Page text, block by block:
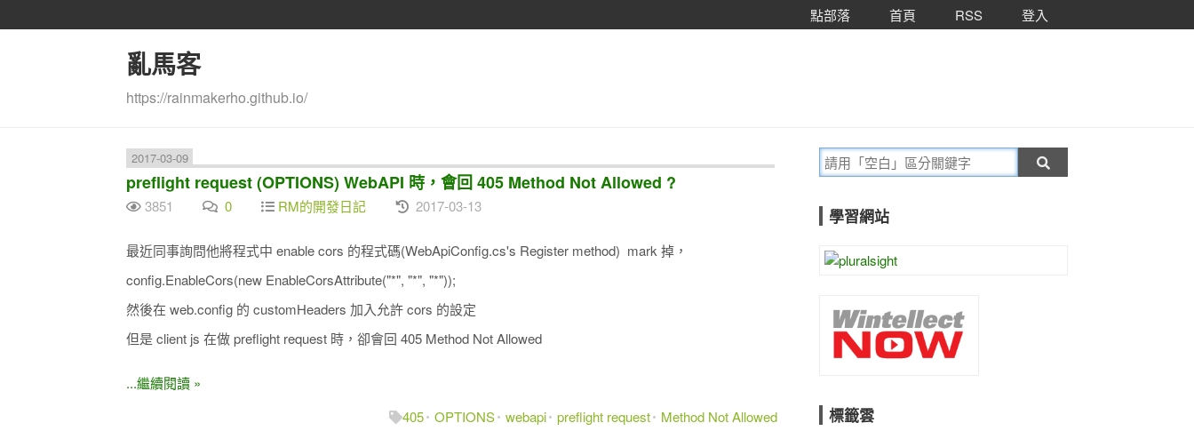
點部落 首頁 RSS 登入
亂馬客
https://rainmakerho.github.io/
2017-03-09
preflight request (OPTIONS) WebAPI 時，會回 405 Method Not Allowed ?
3851 0 RM的開發日記 2017-03-13
最近同事詢問他將程式中 enable cors 的程式碼(WebApiConfig.cs's Register method) mark 掉，
config.EnableCors(new EnableCorsAttribute("*", "*", "*"));
然後在 web.config 的 customHeaders 加入允許 cors 的設定
但是 client js 在做 preflight request 時，卻會回 405 Method Not Allowed
...繼續閱讀 »
405 OPTIONS webapi preflight request Method Not Allowed
學習網站
標籤雲